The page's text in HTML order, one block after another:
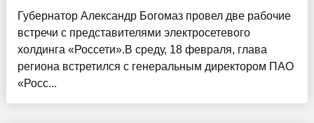
Губернатор Александр Богомаз провел две рабочие
встречи с представителями электросетевого
холдинга «Россети».В среду, 18 февраля, глава
региона встретился с генеральным директором ПАО
«Росс...